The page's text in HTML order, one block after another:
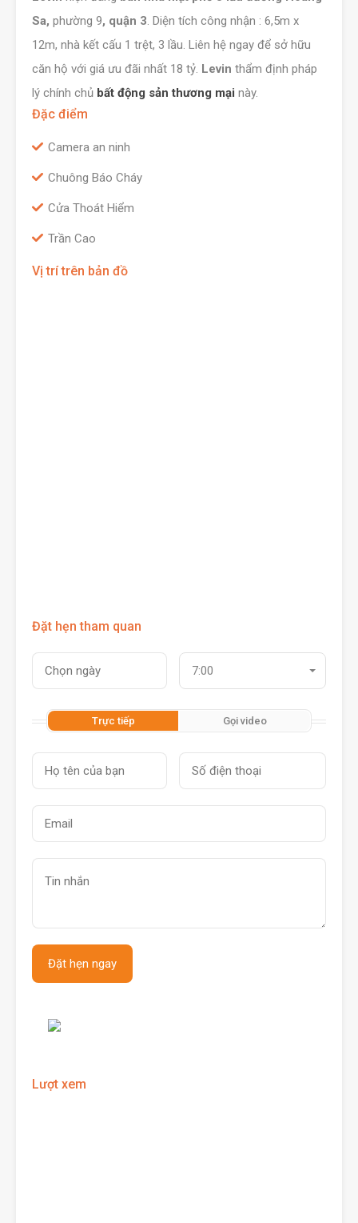
Sa, phường 9, quận 3. Diện tích công nhận : 6,5m x
12m, nhà kết cấu 1 trệt, 3 lầu. Liên hệ ngay để sở hữu
căn hộ với giá ưu đãi nhất 18 tỷ. Levin thẩm định pháp
lý chính chủ bất động sản thương mại này.
Đặc điểm
Camera an ninh
Chuông Báo Cháy
Cửa Thoát Hiểm
Trần Cao
Vị trí trên bản đồ
Đặt hẹn tham quan
7:00
Trực tiếp Gọi video
Lượt xem